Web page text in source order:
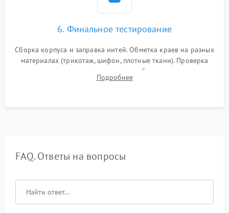
6. Финальное тестирование
Сборка корпуса и заправка нитей. Обметка краев на разных
материалах (трикотаж, шифон, плотные ткани). Проверка
ровности среза, эластичности шва, работы ролевого шва и
отсутствия стягивания или волнистости ткани.
Подробнее
FAQ. Ответы на вопросы